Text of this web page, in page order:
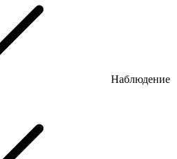
Наблюдение